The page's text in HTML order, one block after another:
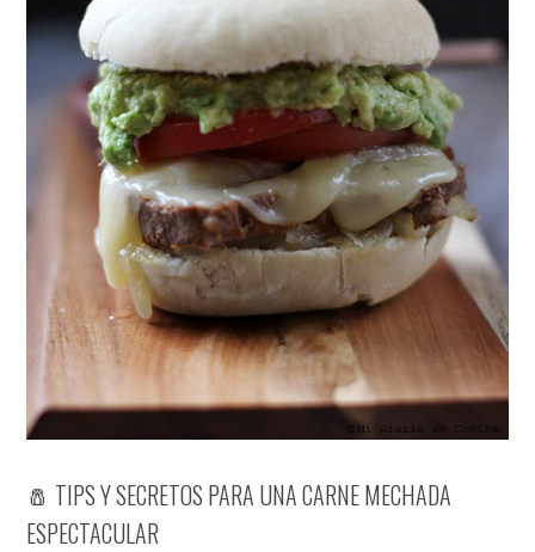
🧂 TIPS Y SECRETOS PARA UNA CARNE MECHADA
ESPECTACULAR